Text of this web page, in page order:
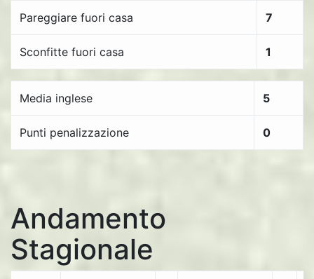
Pareggiare fuori casa 7
Sconfitte fuori casa 1
Media inglese 5
Punti penalizzazione 0
Andamento
Stagionale